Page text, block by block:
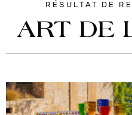
RÉSULTAT DE
ART DE